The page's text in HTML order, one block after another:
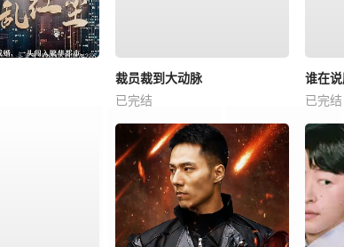
裁员裁到大动脉
已完结
谁在
已完结